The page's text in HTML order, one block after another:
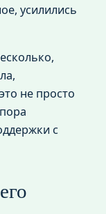
усилились
не просто
с